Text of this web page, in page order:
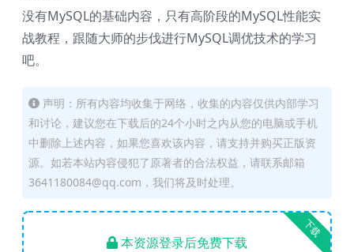
没有MySQL的基础内容，只有高阶段的MySQL性能实
战教程，跟随大师的步伐进行MySQL调优技术的学习
吧。
声明：所有内容均收集于网络，收集的内容仅供内部学习
和讨论，建议您在下载后的24个小时之内从您的电脑或手机
中删除上述内容，如果您喜欢该内容，请支持并购买正版资
源。如若本站内容侵犯了原著者的合法权益，请联系邮箱
3641180084@qq.com，我们将及时处理。
下载
本资源登录后免费下载